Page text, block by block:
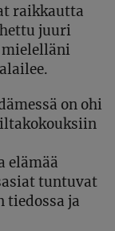
raikkautta
juuri
mielelläni
on ohi
elämää
tuntuvat
tiedossa ja